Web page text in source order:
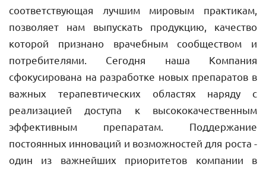
соответствующая лучшим мировым практикам,
позволяет нам выпускать продукцию, качество
которой признано врачебным сообществом и
потребителями. Сегодня наша Компания
сфокусирована на разработке новых препаратов в
важных терапевтических областях наряду с
реализацией доступа к высококачественным
эффективным препаратам. Поддержание
постоянных инноваций и возможностей для роста -
один из важнейших приоритетов компании в